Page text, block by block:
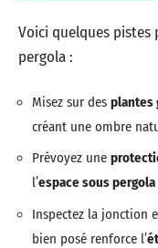
Voici quelques
pergola :
Misez sur des plantes
créant une ombre
Prévoyez une
l’espace sous pergola
Inspectez la jonction
bien posé renforce l’